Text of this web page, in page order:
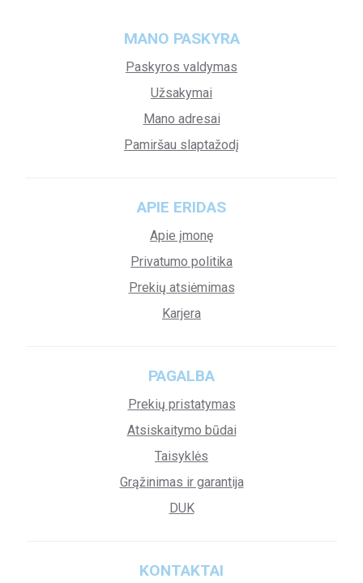
MANO PASKYRA
Paskyros valdymas
Užsakymai
Mano adresai
Pamiršau slaptažodį
APIE ERIDAS
Apie įmonę
Privatumo politika
Prekių atsiėmimas
Karjera
PAGALBA
Prekių pristatymas
Atsiskaitymo būdai
Taisyklės
Grąžinimas ir garantija
DUK
KONTAKTAI